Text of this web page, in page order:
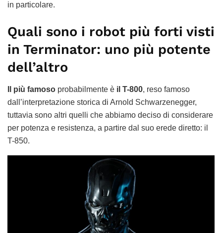
in particolare.
Quali sono i robot più forti visti
in Terminator: uno più potente
dell’altro
Il più famoso probabilmente è il T-800, reso famoso
dall’interpretazione storica di Arnold Schwarzenegger,
tuttavia sono altri quelli che abbiamo deciso di considerare
per potenza e resistenza, a partire dal suo erede diretto: il
T-850.